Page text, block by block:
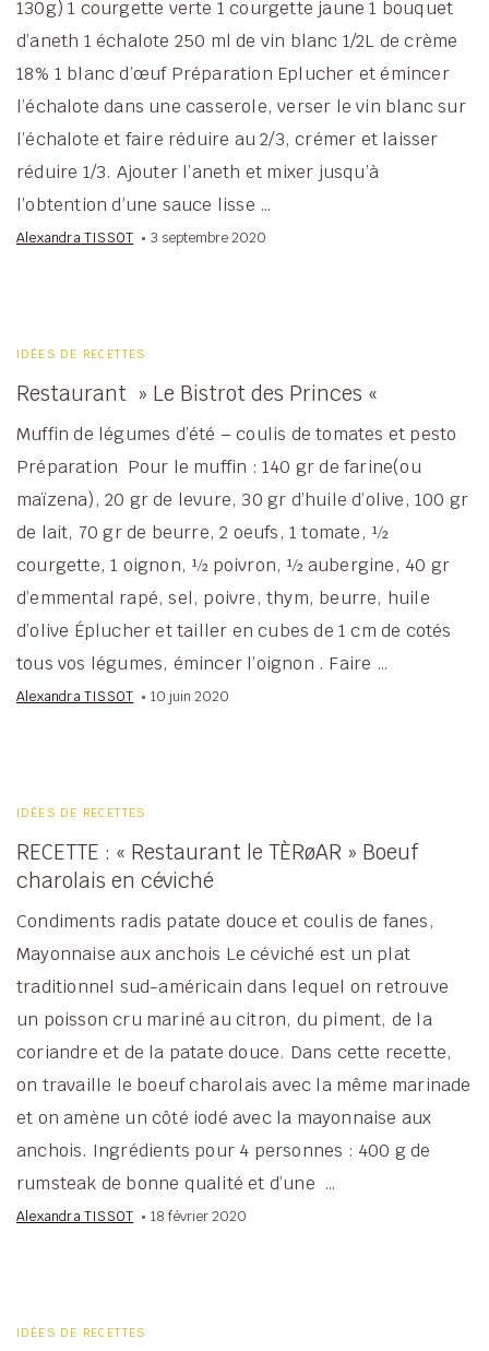
130g) 1 courgette verte 1 courgette jaune 1 bouquet
d’aneth 1 échalote 250 ml de vin blanc 1/2L de crème
18% 1 blanc d’œuf Préparation Eplucher et émincer
l’échalote dans une casserole, verser le vin blanc sur
l’échalote et faire réduire au 2/3, crémer et laisser
réduire 1/3. Ajouter l’aneth et mixer jusqu’à
l’obtention d’une sauce lisse …
Alexandra TISSOT 3 septembre 2020
IDÉES DE RECETTES
Restaurant » Le Bistrot des Princes «
Muffin de légumes d’été – coulis de tomates et pesto
Préparation Pour le muffin : 140 gr de farine(ou
maïzena), 20 gr de levure, 30 gr d’huile d’olive, 100 gr
de lait, 70 gr de beurre, 2 oeufs, 1 tomate, ½
courgette, 1 oignon, ½ poivron, ½ aubergine, 40 gr
d’emmental rapé, sel, poivre, thym, beurre, huile
d’olive Éplucher et tailler en cubes de 1 cm de cotés
tous vos légumes, émincer l’oignon . Faire …
Alexandra TISSOT 10 juin 2020
IDÉES DE RECETTES
RECETTE : « Restaurant le TÈRøAR » Boeuf
charolais en céviché
Condiments radis patate douce et coulis de fanes,
Mayonnaise aux anchois Le céviché est un plat
traditionnel sud-américain dans lequel on retrouve
un poisson cru mariné au citron, du piment, de la
coriandre et de la patate douce. Dans cette recette,
on travaille le boeuf charolais avec la même marinade
et on amène un côté iodé avec la mayonnaise aux
anchois. Ingrédients pour 4 personnes : 400 g de
rumsteak de bonne qualité et d’une …
Alexandra TISSOT 18 février 2020
IDÉES DE RECETTES